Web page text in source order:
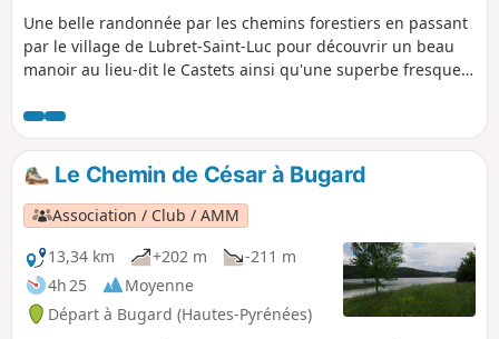
Une belle randonnée par les chemins forestiers en passant
par le village de Lubret-Saint-Luc pour découvrir un beau
manoir au lieu-dit le Castets ainsi qu'une superbe fresque
se fait à partir de l'église d'Antin. Circuit bien ombragé.
Le Chemin de César à Bugard
Association / Club / AMM
13,34 km
+202 m
-211 m
4h 25
Moyenne
Départ à Bugard (Hautes-Pyrénées)